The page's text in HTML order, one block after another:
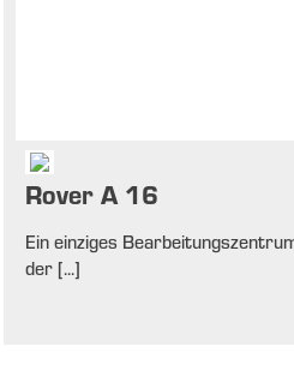
Rover A 16
Ein einziges
der [...]